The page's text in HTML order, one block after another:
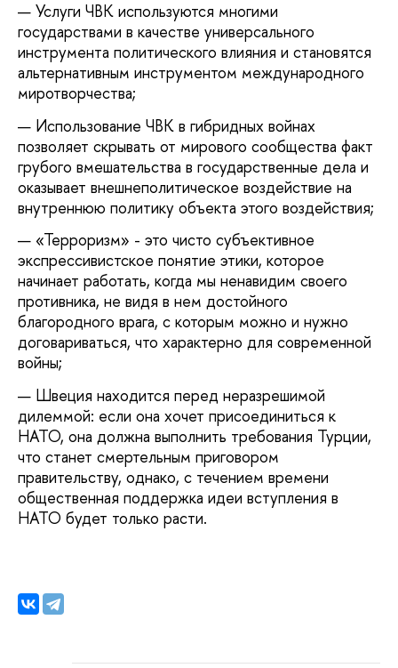
Услуги ЧВК используются многими
государствами в качестве универсального
инструмента политического влияния и становятся
альтернативным инструментом международного
миротворчества;
Использование ЧВК в гибридных войнах
позволяет скрывать от мирового сообщества факт
грубого вмешательства в государственные дела и
оказывает внешнеполитическое воздействие на
внутреннюю политику объекта этого воздействия;
«Терроризм» - это чисто субъективное
экспрессивистское понятие этики, которое
начинает работать, когда мы ненавидим своего
противника, не видя в нем достойного
благородного врага, с которым можно и нужно
договариваться, что характерно для современной
войны;
Швеция находится перед неразрешимой
дилеммой: если она хочет присоединиться к
НАТО, она должна выполнить требования Турции,
что станет смертельным приговором
правительству, однако, с течением времени
общественная поддержка идеи вступления в
НАТО будет только расти.